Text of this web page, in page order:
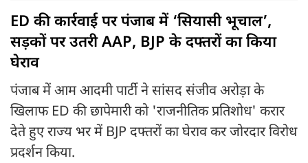
ED की कार्रवाई पर पंजाब में ‘सियासी भूचाल’,
सड़कों पर उतरी AAP, BJP के दफ्तरों का किया
घेराव
पंजाब में आम आदमी पार्टी ने सांसद संजीव अरोड़ा के
खिलाफ ED की छापेमारी को 'राजनीतिक प्रतिशोध' करार
देते हुए राज्य भर में BJP दफ्तरों का घेराव कर जोरदार विरोध
प्रदर्शन किया.